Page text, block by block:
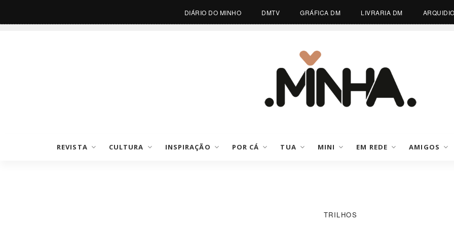
DIÁRIO DO MINHO DMTV GRÁFICA DM LIVRARIA DM
REVISTA CULTURA INSPIRAÇÃO POR CÁ TUA MINI EM REDE AMIGOS
TRILHOS
© COPYRIGHT 2026